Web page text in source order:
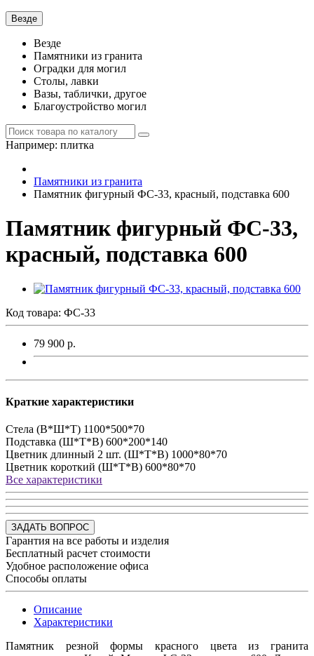
Везде
Везде
Памятники из гранита
Оградки для могил
Столы, лавки
Вазы, таблички, другое
Благоустройство могил
Например: плитка
Памятники из гранита
Памятник фигурный ФС-33, красный, подставка 600
Памятник фигурный ФС-33,
красный, подставка 600
Код товара: ФС-33
79 900 р.
Краткие характеристики
Стела (В*Ш*Т) 1100*500*70
Подставка (Ш*Т*В) 600*200*140
Цветник длинный 2 шт. (Ш*Т*В) 1000*80*70
Цветник короткий (Ш*Т*В) 600*80*70
Все характеристики
ЗАДАТЬ ВОПРОС
Гарантия на все работы и изделия
Бесплатный расчет стоимости
Удобное расположение офиса
Способы оплаты
Описание
Характеристики
Памятник резной формы красного цвета из гранита